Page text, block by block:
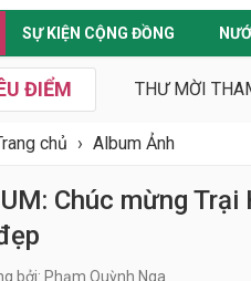
SỰ KIỆN CỘNG ĐỒNG
ĐIỂM THƯ MỜI
chủ › Album Ảnh
Chúc mừng
bởi: Phạm Quỳnh Nga